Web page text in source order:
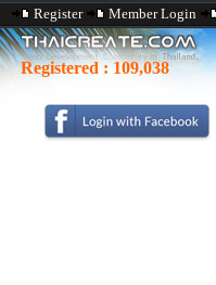
Register Member Login
Registered : 109,038